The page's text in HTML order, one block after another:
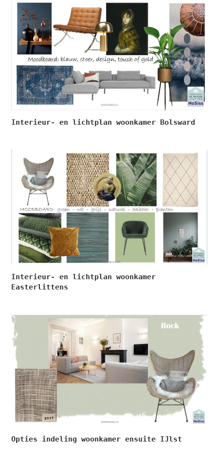
Interieur- en lichtplan woonkamer Bolsward
Interieur- en lichtplan woonkamer
Easterlittens
Opties indeling woonkamer ensuite IJlst